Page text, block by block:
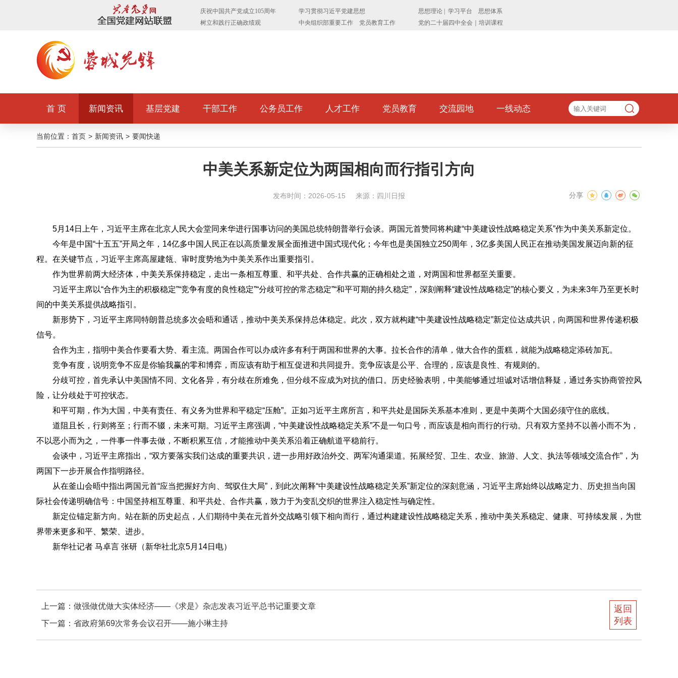
首 页 新闻资讯 基层党建 干部工作 公务员工作 人才工作 党员教育 交流园地 一线动态
当前位置： 首页 > 新闻资讯 > 要闻快递
中美关系新定位为两国相向而行指引方向
发布时间：2026-05-15 来源：四川日报 分享
5月14日上午，习近平主席在北京人民大会堂同来华进行国事访问的美国总统特朗普举行会谈。两国元首赞同将构建“中美建设性战略稳定关系”作为中美关系新定位。
今年是中国“十五五”开局之年，14亿多中国人民正在以高质量发展全面推进中国式现代化；今年也是美国独立250周年，3亿多美国人民正在推动美国发展迈向新的征
程。在关键节点，习近平主席高屋建瓴、审时度势地为中美关系作出重要指引。
作为世界前两大经济体，中美关系保持稳定，走出一条相互尊重、和平共处、合作共赢的正确相处之道，对两国和世界都至关重要。
习近平主席以“合作为主的积极稳定”“竞争有度的良性稳定”“分歧可控的常态稳定”“和平可期的持久稳定”，深刻阐释“建设性战略稳定”的核心要义，为未来3年乃至更长时
间的中美关系提供战略指引。
新形势下，习近平主席同特朗普总统多次会晤和通话，推动中美关系保持总体稳定。此次，双方就构建“中美建设性战略稳定”新定位达成共识，向两国和世界传递积极
信号。
合作为主，指明中美合作要看大势、看主流。两国合作可以办成许多有利于两国和世界的大事。拉长合作的清单，做大合作的蛋糕，就能为战略稳定添砖加瓦。
竞争有度，说明竞争不应是你输我赢的零和博弈，而应该有助于相互促进和共同提升。竞争应该是公平、合理的，应该是良性、有规则的。
分歧可控，首先承认中美国情不同、文化各异，有分歧在所难免，但分歧不应成为对抗的借口。历史经验表明，中美能够通过坦诚对话增信释疑，通过务实协商管控风
险，让分歧处于可控状态。
和平可期，作为大国，中美有责任、有义务为世界和平稳定“压舱”。正如习近平主席所言，和平共处是国际关系基本准则，更是中美两个大国必须守住的底线。
道阻且长，行则将至；行而不辍，未来可期。习近平主席强调，“中美建设性战略稳定关系”不是一句口号，而应该是相向而行的行动。只有双方坚持不以善小而不为，
不以恶小而为之，一件事一件事去做，不断积累互信，才能推动中美关系沿着正确航道平稳前行。
会谈中，习近平主席指出，“双方要落实我们达成的重要共识，进一步用好政治外交、两军沟通渠道。拓展经贸、卫生、农业、旅游、人文、执法等领域交流合作”，为
两国下一步开展合作指明路径。
从在釜山会晤中指出两国元首“应当把握好方向、驾驭住大局”，到此次阐释“中美建设性战略稳定关系”新定位的深刻意涵，习近平主席始终以战略定力、历史担当向国
际社会传递明确信号：中国坚持相互尊重、和平共处、合作共赢，致力于为变乱交织的世界注入稳定性与确定性。
新定位锚定新方向。站在新的历史起点，人们期待中美在元首外交战略引领下相向而行，通过构建建设性战略稳定关系，推动中美关系稳定、健康、可持续发展，为世
界带来更多和平、繁荣、进步。
新华社记者 马卓言 张研（新华社北京5月14日电）
上一篇： 做强做优做大实体经济——《求是》杂志发表习近平总书记重要文章
下一篇： 省政府第69次常务会议召开——施小琳主持
返回
列表